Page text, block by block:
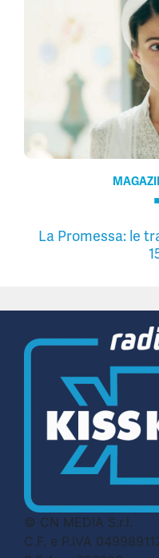
La Promessa: le
© CN MEDIA S.r.l.
C.F. e P.IVA